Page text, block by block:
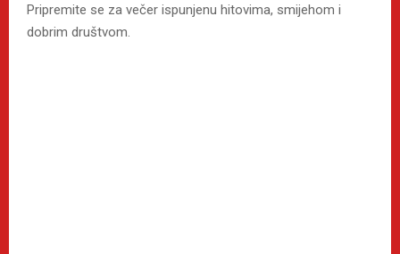
Pripremite se za večer ispunjenu hitovima, smijehom i
dobrim društvom.